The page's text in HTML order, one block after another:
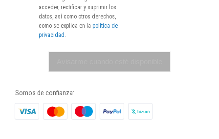
acceder, rectificar y suprimir los
datos, así como otros derechos,
como se explica en la política de
privacidad .
Somos de confianza: